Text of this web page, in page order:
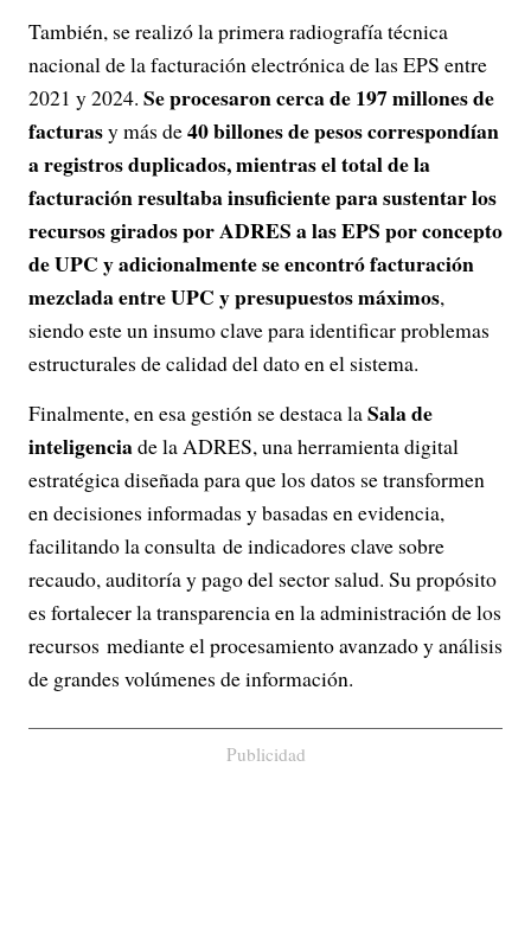
También, se realizó la primera radiografía técnica
nacional de la facturación electrónica de las EPS entre
2021 y 2024. Se procesaron cerca de 197 millones de
facturasy más de40 billones de pesos correspondían
a registros duplicados, mientras el total de la
facturación resultaba insuficiente para sustentar los
recursos girados por ADRES a las EPS por concepto
de UPC y adicionalmente se encontró facturación
mezclada entre UPC y presupuestos máximos,
siendo este un insumo clave para identificar problemas
estructurales de calidad del dato en el sistema.
Finalmente, en esa gestión se destaca laSala de
inteligenciade la ADRES, una herramienta digital
estratégica diseñada para que los datos se transformen
en decisiones informadas y basadas en evidencia,
facilitando la consulta de indicadores clave sobre
recaudo, auditoría y pago del sector salud. Su propósito
es fortalecer la transparencia en la administración de los
recursos mediante el procesamiento avanzado y análisis
de grandes volúmenes de información.
Publicidad